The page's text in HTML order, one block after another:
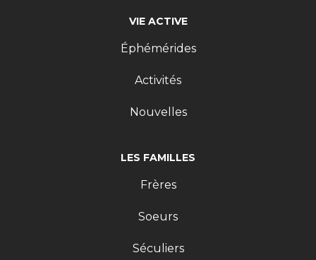
LES FAMILLES
Frères
Soeurs
Séculiers
VIE ACTIVE
Éphémérides
Activités
Nouvelles